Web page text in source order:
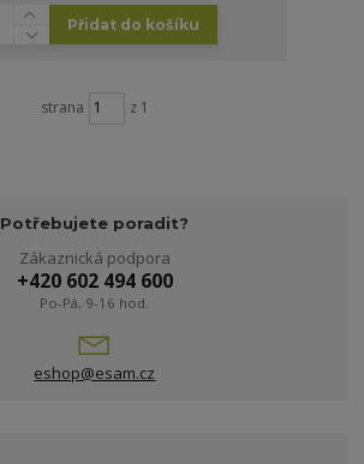
Přidat do košíku
strana z 1
Potřebujete poradit?
Zákaznická podpora
+420 602 494 600
Po-Pá, 9-16 hod.
eshop@esam.cz